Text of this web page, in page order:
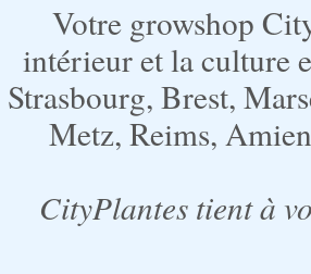
Votre growshop
intérieur et la culture
Strasbourg, Brest,
Metz, Reims,
CityPlantes tient à